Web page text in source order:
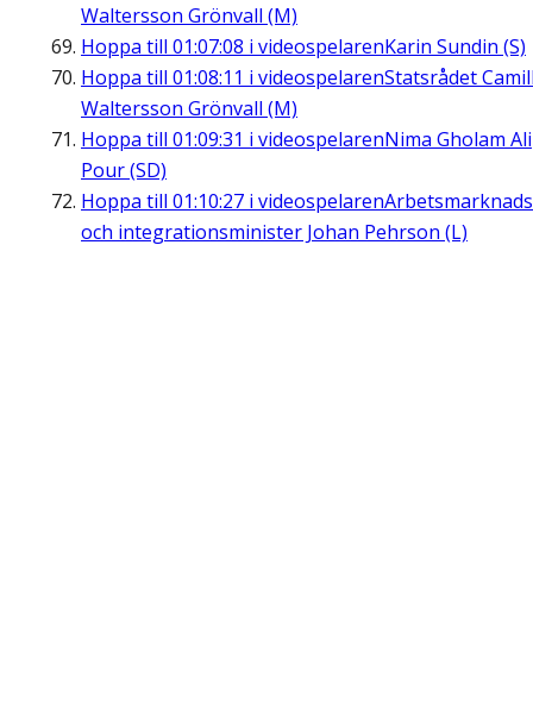
Waltersson Grönvall (M)
Hoppa till 01:07:08 i videospelarenKarin Sundin (S)
Hoppa till 01:08:11 i videospelarenStatsrådet
Waltersson Grönvall (M)
Hoppa till 01:09:31 i videospelarenNima Gholam Ali
Pour (SD)
Hoppa till 01:10:27 i videospelaren
och integrationsminister Johan Pehrson (L)